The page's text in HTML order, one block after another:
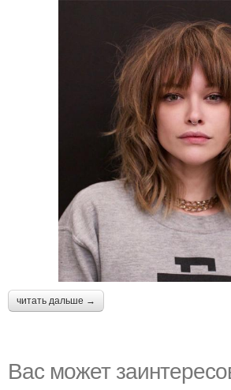
читать дальше →
Вас может